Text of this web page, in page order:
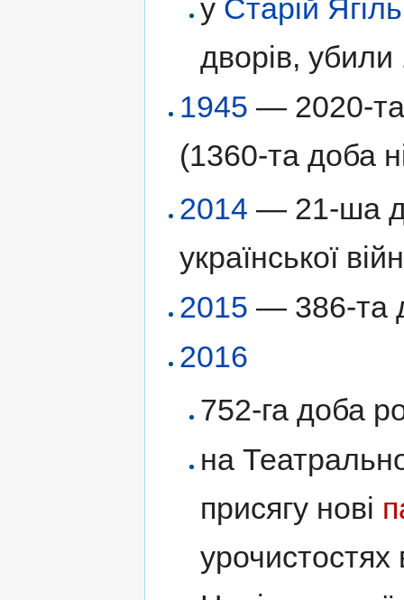
у Старій
дворів,
1945 — 2020-та
(1360-та доба
2014 — 21-ша
української
2015 — 386-та
2016
752-га доба
на
присягу нові
урочистостях